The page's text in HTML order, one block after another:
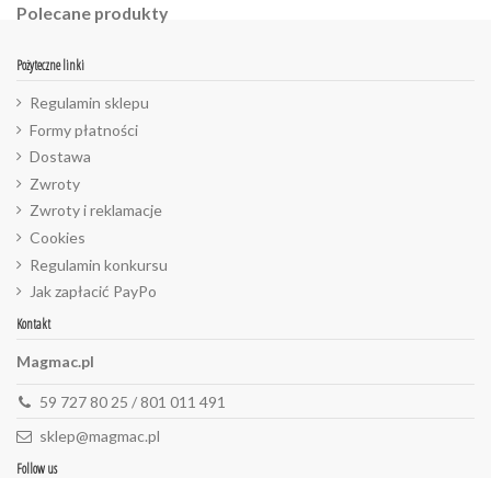
Polecane produkty
Pożyteczne linki
Regulamin sklepu
Formy płatności
Dostawa
Zwroty
Zwroty i reklamacje
Cookies
Regulamin konkursu
Jak zapłacić PayPo
Kontakt
Magmac.pl
59 727 80 25 / 801 011 491
sklep@magmac.pl
Follow us